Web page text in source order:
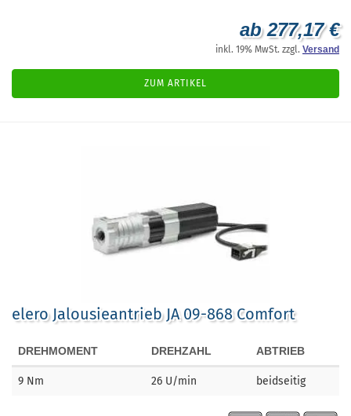
ab 277,17 €
inkl. 19% MwSt. zzgl. Versand
ZUM ARTIKEL
elero Jalousieantrieb JA 09-868 Comfort
DREHMOMENT DREHZAHL ABTRIEB
9 Nm 26 U/min beidseitig